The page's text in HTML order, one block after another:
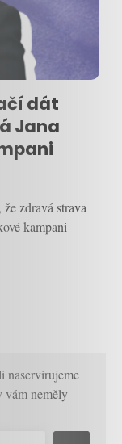
dát
Jana
zdravá strava
kampani
naservírujeme
vám neměly